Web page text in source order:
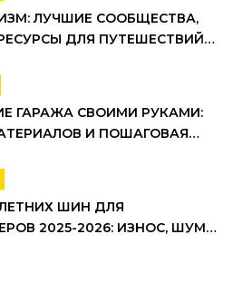
ЛУЧШИЕ СООБЩЕСТВА,
ДЛЯ ПУТЕШЕСТВИЙ
ГАРАЖА СВОИМИ РУКАМИ:
И ПОШАГОВАЯ
ШИН ДЛЯ
2025-2026: ИЗНОС, ШУМ И